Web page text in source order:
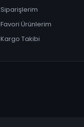
Siparişlerim
Favori Ürünlerim
Kargo Takibi